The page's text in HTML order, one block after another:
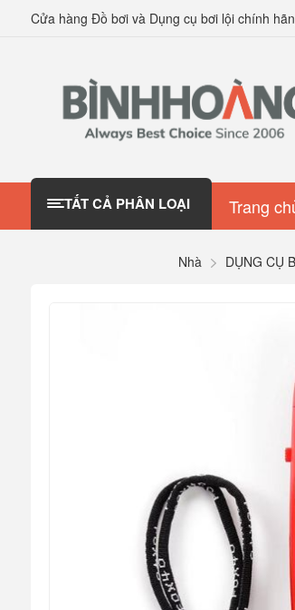
Cửa hàng Đồ bơi và Dụng cụ bơi lội chính
TẤT CẢ PHÂN LOẠI Trang
Nhà DỤNG CỤ